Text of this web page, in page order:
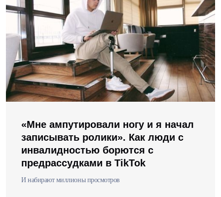
«Мне ампутировали ногу и я начал
записывать ролики». Как люди с
инвалидностью борются с
предрассудками в TikTok
И набирают миллионы просмотров